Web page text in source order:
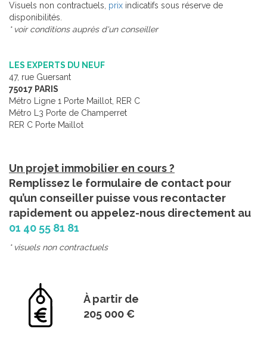
Visuels non contractuels, prix indicatifs sous réserve de
disponibilités.
* voir conditions auprès d'un conseiller
LES EXPERTS DU NEUF
47, rue Guersant
75017 PARIS
Métro Ligne 1 Porte Maillot, RER C
Métro L3 Porte de Champerret
RER C Porte Maillot
Un projet immobilier en cours ?
Remplissez le formulaire de contact pour
qu’un conseiller puisse vous recontacter
rapidement ou appelez-nous directement au
01 40 55 81 81
* visuels non contractuels
À partir de
205 000 €